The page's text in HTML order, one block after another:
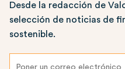
Desde la redacción de
selección de noticias de
sostenible.